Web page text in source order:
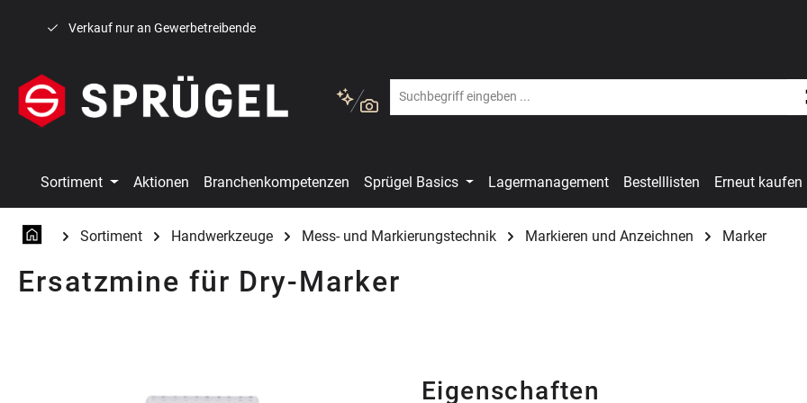
Verkauf nur an Gewerbetreibende
Sortiment Aktionen Branchenkompetenzen Sprügel Basics Lagermanagement Bestelllisten Erneut kaufen
Sortiment Handwerkzeuge Mess- und Markierungstechnik Markieren und Anzeichnen Marker
Ersatzmine für Dry-Marker
Eigenschaften